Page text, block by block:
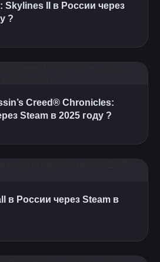
в России через
?
Creed® Chronicles:
через Steam в 2025 году ?